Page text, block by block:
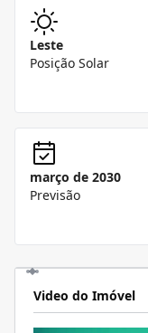
Leste
Posição Solar
março de 2030
Previsão
Video do Imóvel